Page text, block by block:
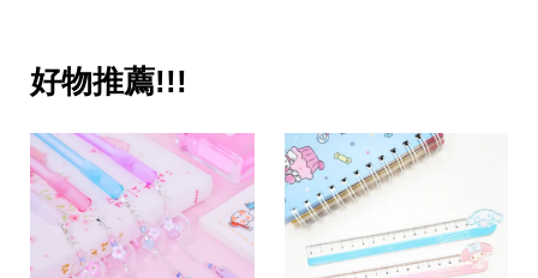
好物推薦!!!